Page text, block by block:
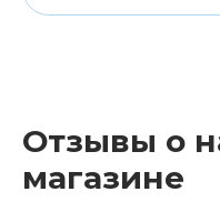
Отзывы о
магазине